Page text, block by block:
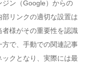
ン（Google）からの
リンクの適切な設置は
様がその重要性を認識
方で、手動での関連記事
クとなり、実際には最